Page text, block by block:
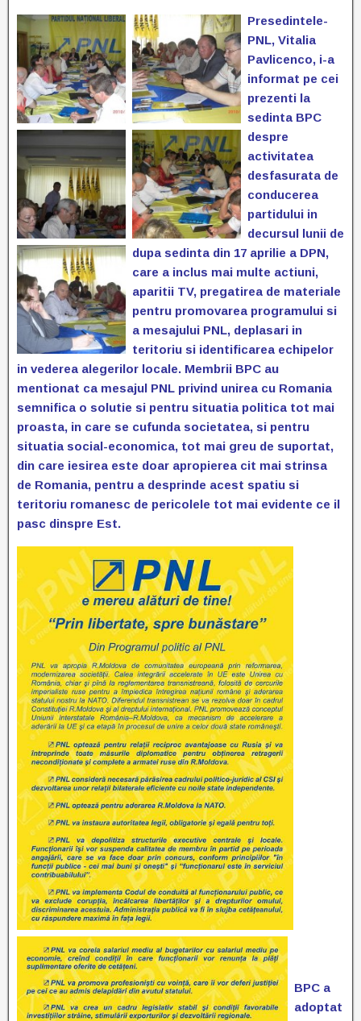
Presedintele-
PNL, Vitalia
Pavlicenco, i-a
informat pe cei
prezenti la
sedinta BPC
despre
activitatea
desfasurata de
conducerea
partidului in
decursul lunii de
dupa sedinta din 17 aprilie a DPN,
care a inclus mai multe actiuni,
aparitii TV, pregatirea de materiale
pentru promovarea programului si
a mesajului PNL, deplasari in
teritoriu si identificarea echipelor
in vederea alegerilor locale. Membrii BPC au
mentionat ca mesajul PNL privind unirea cu Romania
semnifica o solutie si pentru situatia politica tot mai
proasta, in care se cufunda societatea, si pentru
situatia social-economica, tot mai greu de suportat,
din care iesirea este doar apropierea cit mai strinsa
de Romania, pentru a desprinde acest spatiu si
teritoriu romanesc de pericolele tot mai evidente ce il
pasc dinspre Est.
BPC a
adoptat